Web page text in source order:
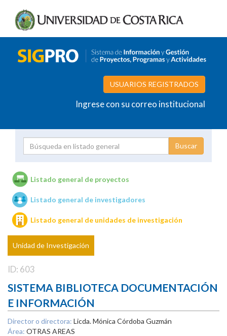
USUARIOS REGISTRADOS
Ingrese con su correo institucional
Unidades de investigación
Listado general de proyectos
Listado general de investigadores
Listado general de unidades de investigación
Unidad de Investigación
ID: 603
SISTEMA BIBLIOTECA DOCUMENTACIÓN
E INFORMACIÓN
Director o directora: Licda. Mónica Córdoba Guzmán
Área: OTRAS AREAS